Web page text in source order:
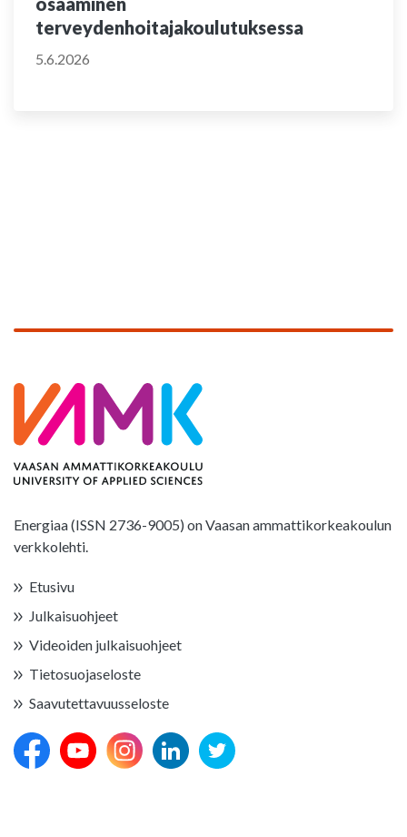
terveydenhoitajakoulutuksessa
5.6.2026
Energiaa (ISSN 2736-9005) on Vaasan ammattikorkeakoulun
verkkolehti.
Etusivu
Julkaisuohjeet
Videoiden julkaisuohjeet
Tietosuojaseloste
Saavutettavuusseloste